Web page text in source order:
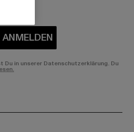
ANMELDEN
in unserer Datenschutzerklärung. Du